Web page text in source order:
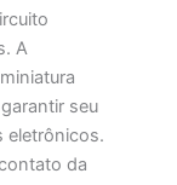
A
seu
eletrônicos.
da